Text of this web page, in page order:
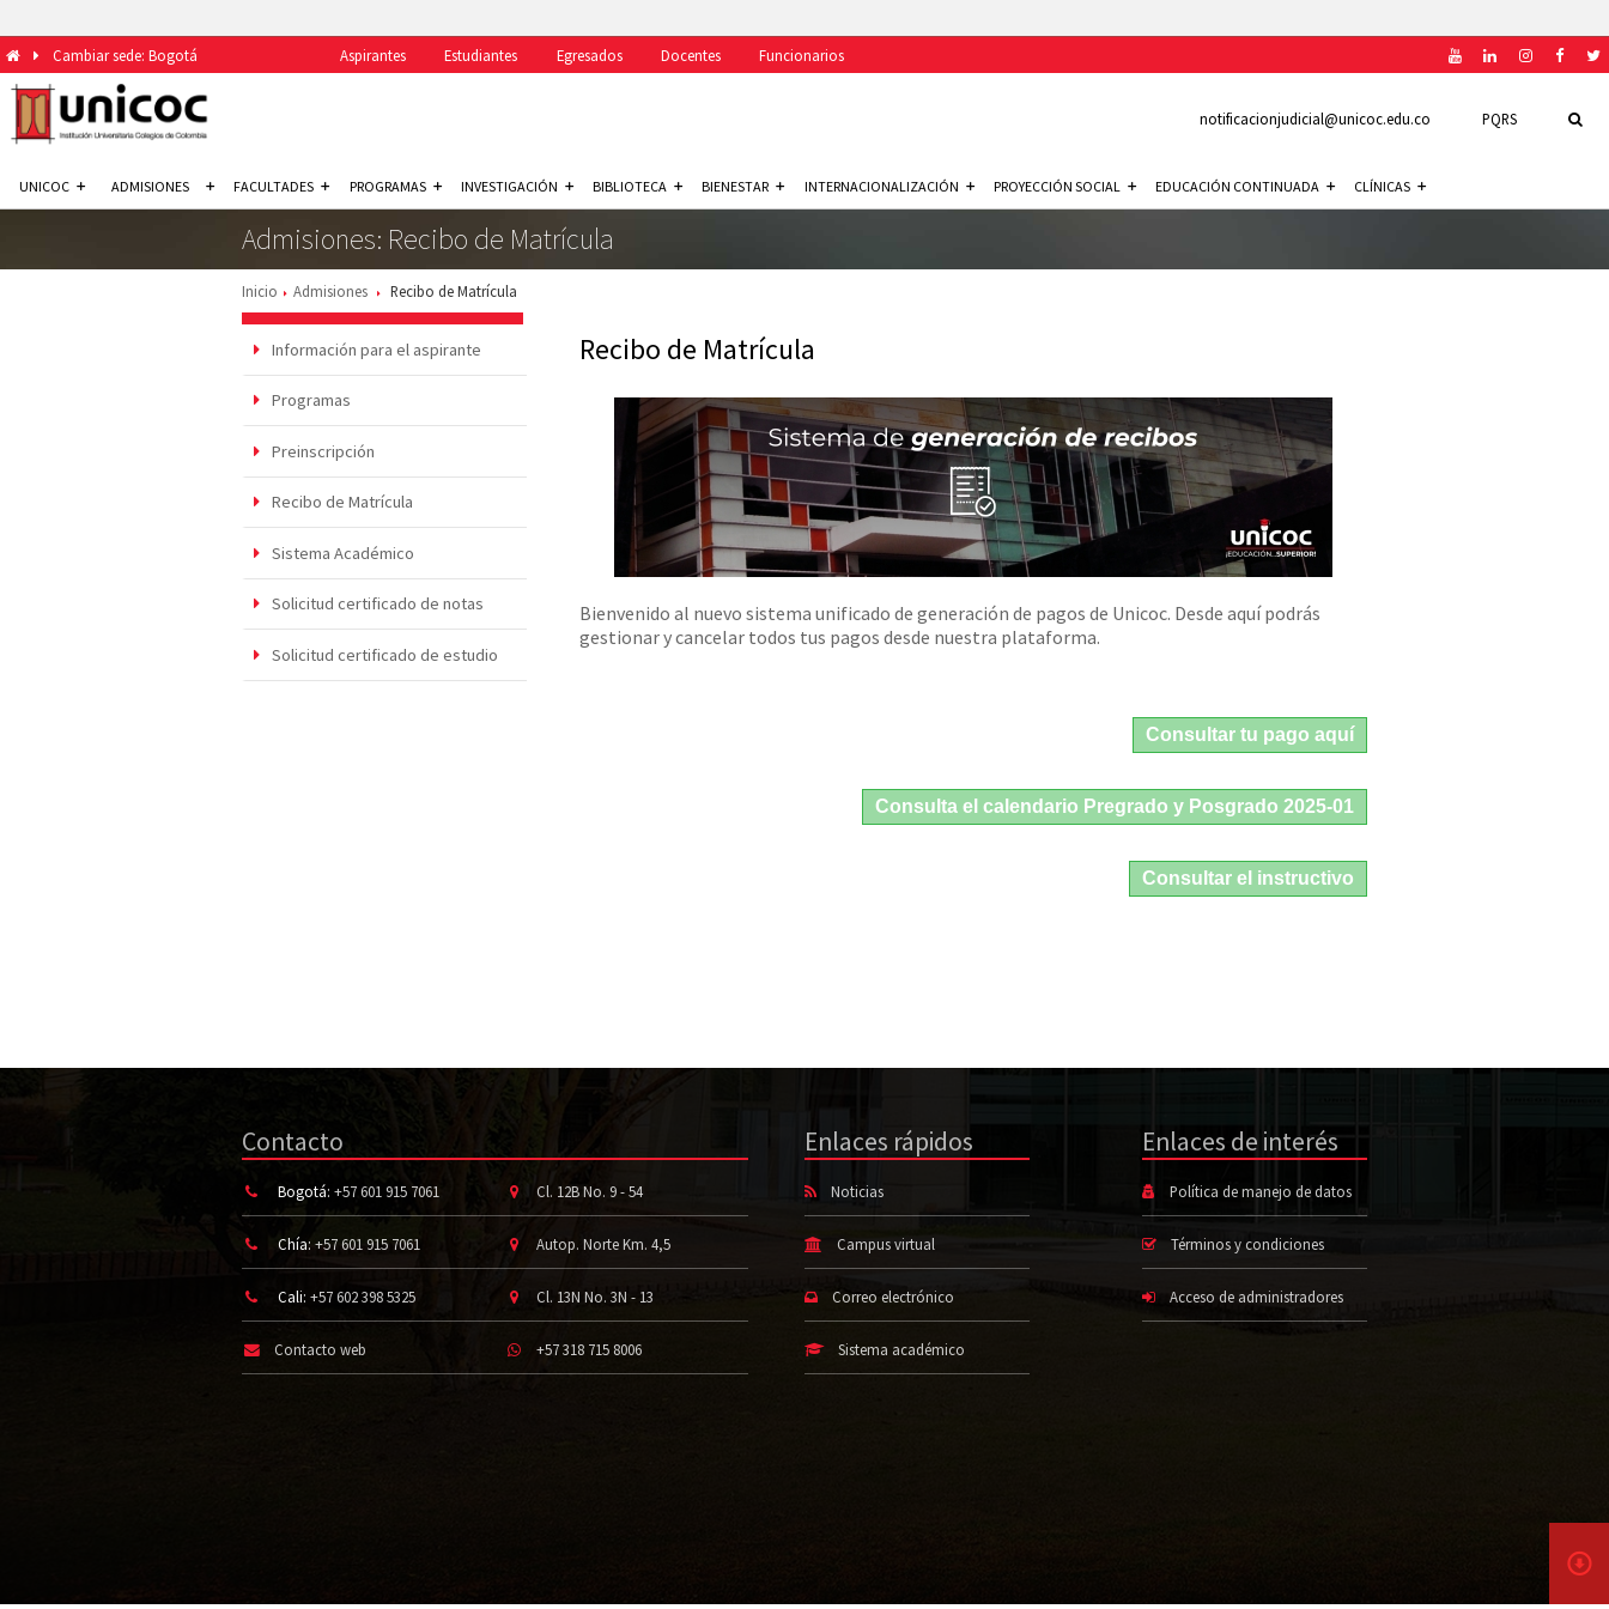
Cambiar sede: Bogotá Aspirantes Estudiantes Egresados Docentes Funcionarios
PQRS
notificacionjudicial@unicoc.edu.co
UNICOC ADMISIONES FACULTADES PROGRAMAS INVESTIGACIÓN BIBLIOTECA BIENESTAR INTERNACIONALIZACIÓN PROYECCIÓN SOCIAL EDUCACIÓN CONTINUADA CLÍNICAS
Admisiones: Recibo de Matrícula
Inicio Admisiones Recibo de Matrícula
Información para el aspirante
Programas
Preinscripción
Recibo de Matrícula
Sistema Académico
Solicitud certificado de notas
Solicitud certificado de estudio
Recibo de Matrícula
Bienvenido al nuevo sistema unificado de generación de pagos de Unicoc. Desde aquí podrás
gestionar y cancelar todos tus pagos desde nuestra plataforma.
Consultar tu pago aquí
Consulta el calendario Pregrado y Posgrado 2025-01
Consultar el instructivo
Contacto
Bogotá: +57 601 915 7061 Cl. 12B No. 9 - 54
Chía: +57 601 915 7061 Autop. Norte Km. 4,5
Cali: +57 602 398 5325 Cl. 13N No. 3N - 13
Contacto web +57 318 715 8006
Enlaces rápidos
Noticias
Campus virtual
Correo electrónico
Sistema académico
Enlaces de interés
Política de manejo de datos
Términos y condiciones
Acceso de administradores